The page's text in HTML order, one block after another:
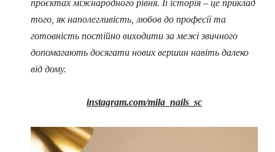
проєктах міжнародного рівня. Її історія – це приклад
того, як наполегливість, любов до професії та
готовність постійно виходити за межі звичного
допомагають досягати нових вершин навіть далеко
від дому.
instagram.com/mila_nails_sc